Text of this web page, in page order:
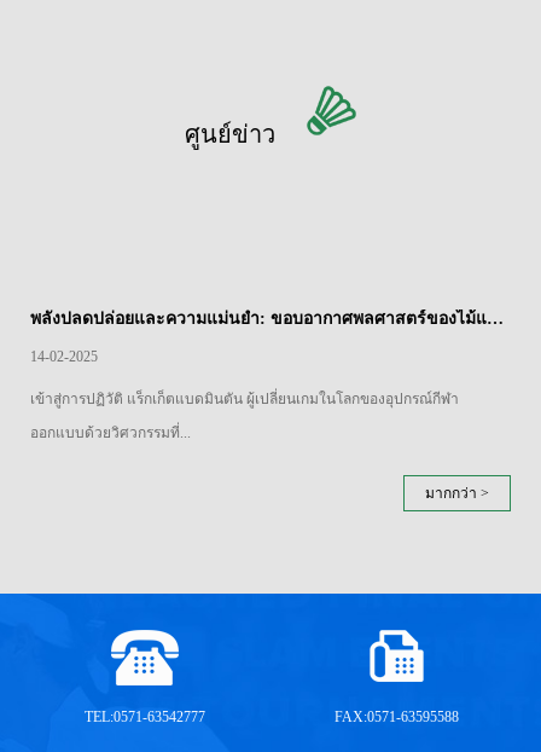
ศูนย์ข่าว
พลังปลดปล่อยและความแม่นยำ: ขอบอากาศพลศาสตร์ของไม้แบดมินตันแยกเหล็ก
14-02-2025
เข้าสู่การปฏิวัติ แร็กเก็ตแบดมินตัน ผู้เปลี่ยนเกมในโลกของอุปกรณ์กีฬา
ออกแบบด้วยวิศวกรรมที่...
มากกว่า >
TEL:0571-63542777 FAX:0571-63595588